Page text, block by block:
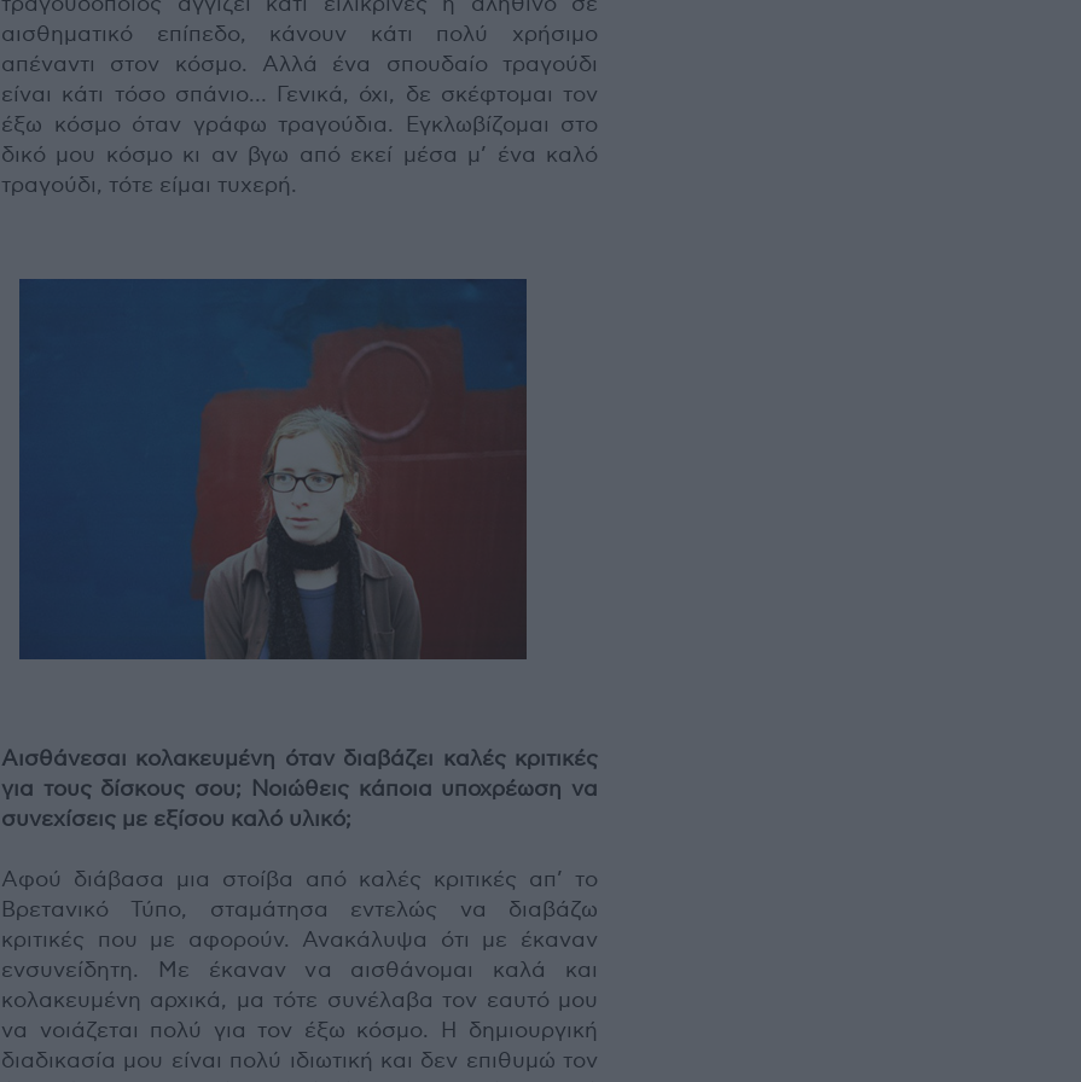
αισθηματικό επίπεδο, κάνουν κάτι πολύ χρήσιμο
απέναντι στον κόσμο. Αλλά ένα σπουδαίο τραγούδι
είναι κάτι τόσο σπάνιο… Γενικά, όχι, δε σκέφτομαι τον
έξω κόσμο όταν γράφω τραγούδια. Εγκλωβίζομαι στο
δικό μου κόσμο κι αν βγω από εκεί μέσα μ’ ένα καλό
τραγούδι, τότε είμαι τυχερή.
Αισθάνεσαι κολακευμένη όταν διαβάζει καλές κριτικές
για τους δίσκους σου; Νοιώθεις κάποια υποχρέωση να
συνεχίσεις με εξίσου καλό υλικό;
Αφού διάβασα μια στοίβα από καλές κριτικές απ’ το
Βρετανικό Τύπο, σταμάτησα εντελώς να διαβάζω
κριτικές που με αφορούν. Ανακάλυψα ότι με έκαναν
ενσυνείδητη. Με έκαναν να αισθάνομαι καλά και
κολακευμένη αρχικά, μα τότε συνέλαβα τον εαυτό μου
να νοιάζεται πολύ για τον έξω κόσμο. Η δημιουργική
διαδικασία μου είναι πολύ ιδιωτική και δεν επιθυμώ τον